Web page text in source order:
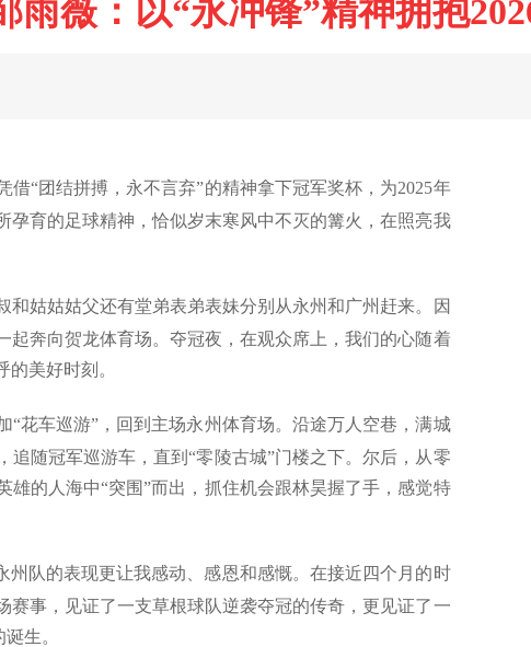
雨薇：以“永冲锋”精神拥抱
“团结拼搏，永不言弃”的精神拿下冠军奖杯，为2025年
育的足球精神，恰似岁末寒风中不灭的篝火，在照亮我
和姑姑姑父还有堂弟表弟表妹分别从永州和广州赶来。因
奔向贺龙体育场。夺冠夜，在观众席上，我们的心随着
美好时刻。
“花车巡游”，回到主场永州体育场。沿途万人空巷，满城
追随冠军巡游车，直到“零陵古城”门楼之下。尔后，从零
的人海中“突围”而出，抓住机会跟林昊握了手，感觉特
州队的表现更让我感动、感恩和感慨。在接近四个月的时
事，见证了一支草根球队逆袭夺冠的传奇，更见证了一
生。